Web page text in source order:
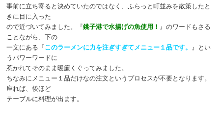
事前に立ち寄ると決めていたのではなく、ふらっと町並みを散策したと
きに目に入った
ので近づいてみました。『銚子港で水揚げの魚使用！ 』のワードもさる
ことながら、下の
一文にある『このラーメンに力を注ぎすぎてメニュー１品です。 』とい
うパワーワードに
惹かれてそのまま暖簾くぐってみました。
ちなみにメニュー１品だけなの注文というプロセスが不要となります。
座れば、後ほど
テーブルに料理が出ます。